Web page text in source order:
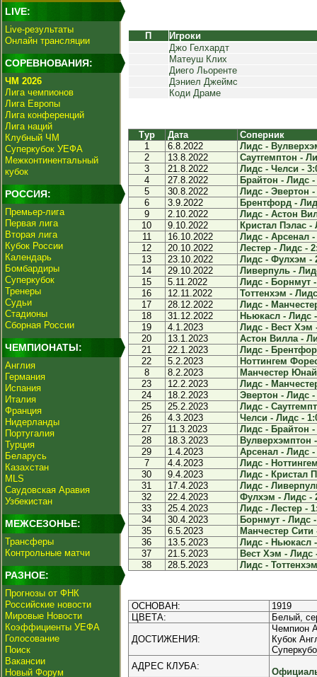
LIVE:
Live-результаты
Онлайн трансляции
СОРЕВНОВАНИЯ:
ЧМ 2026
Лига чемпионов
Лига Европы
Лига конференций
Лига наций
Клубный ЧМ
Суперкубок УЕФА
Межконтинентальный
кубок
РОССИЯ:
Премьер-лига
Первая лига
Вторая лига
Кубок России
Календарь
Бомбардиры
Суперкубок
Тренеры
Судьи
Стадионы
Сборная России
ЧЕМПИОНАТЫ:
Англия
Германия
Испания
Италия
Франция
Нидерланды
Португалия
Турция
Беларусь
Казахстан
MLS
Саудовская Аравия
Узбекистан
МЕЖСЕЗОНЬЕ:
Трансферы
Контрольные матчи
РАЗНОЕ:
Прогнозы от ФНК
Российские новости
Мировые Новости
Коэффициенты УЕФА
Голосование
Поиск
Вакансии
Новый Форум
П
Игроки
Джо Гелхардт
Матеуш Клих
Диего Льоренте
Дэниел Джеймс
Коди Драме
Тур Дата
Соперник
1
6.8.2022
Лидс -
2
13.8.2022
Саутгемптон -
3
21.8.2022
Лидс - Челси -
4
27.8.2022
Брайтон - Лидс -
5
30.8.2022
Лидс - Эвертон -
6
3.9.2022
Брентфорд -
9
2.10.2022
Лидс - Астон
10
9.10.2022
Кристал Пэлас -
11
16.10.2022
Лидс - Арсенал -
12
20.10.2022
Лестер - Лидс -
13
23.10.2022
Лидс - Фулхэм -
14
29.10.2022
Ливерпуль -
15
5.11.2022
Лидс - Борнмут
16
12.11.2022
Тоттенхэм -
17
28.12.2022
Лидс -
18
31.12.2022
Ньюкасл - Лидс
19
4.1.2023
Лидс - Вест Хэм
20
13.1.2023
Астон Вилла -
21
22.1.2023
Лидс -
22
5.2.2023
Ноттингем
8
8.2.2023
Манчестер
23
12.2.2023
Лидс -
24
18.2.2023
Эвертон - Лидс -
25
25.2.2023
Лидс -
26
4.3.2023
Челси - Лидс -
27
11.3.2023
Лидс - Брайтон -
28
18.3.2023
Вулверхэмптон
29
1.4.2023
Арсенал - Лидс -
7
4.4.2023
Лидс -
30
9.4.2023
Лидс - Кристал
31
17.4.2023
Лидс -
32
22.4.2023
Фулхэм - Лидс -
33
25.4.2023
Лидс - Лестер -
34
30.4.2023
Борнмут - Лидс
35
6.5.2023
Манчестер Сити
36
13.5.2023
Лидс - Ньюкасл
37
21.5.2023
Вест Хэм - Лидс
38
28.5.2023 Лидс -
ОСНОВАН:
1919
ЦВЕТА:
Белый,
ДОСТИЖЕНИЯ:
Чемпион
Кубок
АДРЕС КЛУБА: